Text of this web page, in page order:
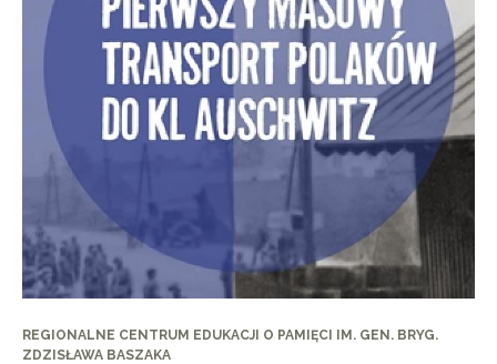
REGIONALNE CENTRUM EDUKACJI O PAMIĘCI IM. GEN. BRYG.
ZDZISŁAWA BASZAKA